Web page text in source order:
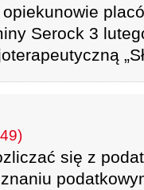
Serock 3
się z